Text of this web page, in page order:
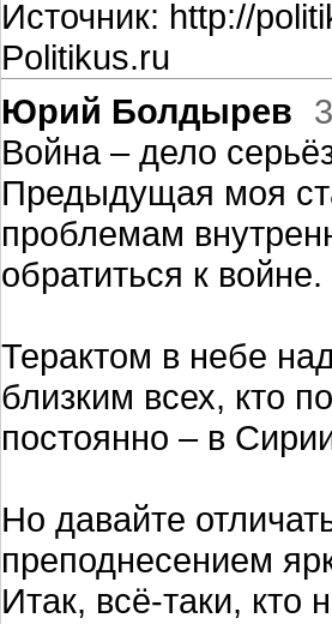
Источник: http://
Politikus.ru
Юрий Болдырев
Война – дело
Предыдущая моя
проблемам
обратиться к
Терактом в небе
близким всех, кто
постоянно – в
Но давайте
преподнесением
Итак, всё-таки, кто